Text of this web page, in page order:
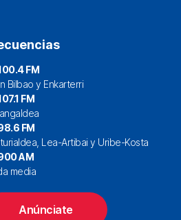
FM
Bilbao y Enkarterri
FM
FM
Lea-Artibai y Uribe-Kosta
AM
media
Anúnciate